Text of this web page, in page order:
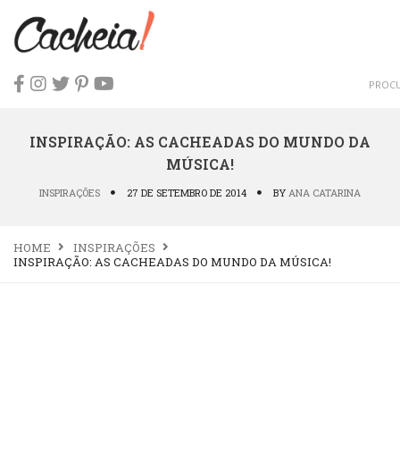
INSPIRAÇÃO: AS CACHEADAS DO MUNDO DA
MÚSICA!
INSPIRAÇÕES 27 DE SETEMBRO DE 2014 BY ANA CATARINA
HOME
INSPIRAÇÕES
INSPIRAÇÃO: AS CACHEADAS DO MUNDO DA MÚSICA!